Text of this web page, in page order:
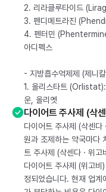
2. 리라클루타이드
3. 펜디메트라진
4. 펜터민
아디펙스
- 지방흡수억제제 (제니
1. 올리스타트 (Orlistat):
운, 올리엣
다이어트 주사제 (삭
다이어트 주사제 (삭센다
원과 조제하는 약국마다
트 주사제 (삭센다 · 위
다이어트 주사제 (위고
정되었습니다. 현재 업계